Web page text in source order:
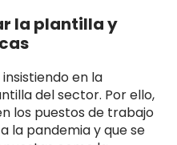
la plantilla y
insistiendo en la
del sector. Por ello,
los puestos de trabajo
la pandemia y que se